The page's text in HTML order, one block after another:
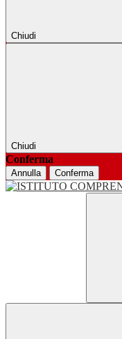
Chiudi
Chiudi
Conferma
Annulla Conferma